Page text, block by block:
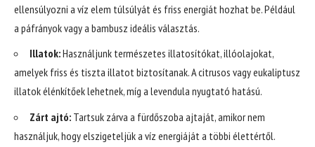
ellensúlyozni a víz elem túlsúlyát és friss energiát hozhat be. Például
a páfrányok vagy a bambusz ideális választás.
Illatok:Használjunk természetes illatosítókat, illóolajokat,
amelyek friss és tiszta illatot biztosítanak. A citrusos vagy eukaliptusz
illatok élénkítőek lehetnek, míg a levendula nyugtató hatású.
Zárt ajtó: Tartsuk zárva a fürdőszoba ajtaját, amikor nem
használjuk, hogy elszigeteljük a víz energiáját a többi élettértől.